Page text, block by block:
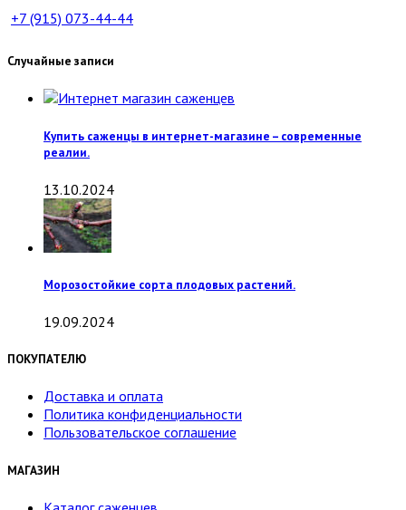
+7 (915) 073-44-44
Случайные записи
Купить саженцы в интернет-магазине – современные
реалии.
13.10.2024
Морозостойкие сорта плодовых растений.
19.09.2024
ПОКУПАТЕЛЮ
Доставка и оплата
Политика конфиденциальности
Пользовательское соглашение
МАГАЗИН